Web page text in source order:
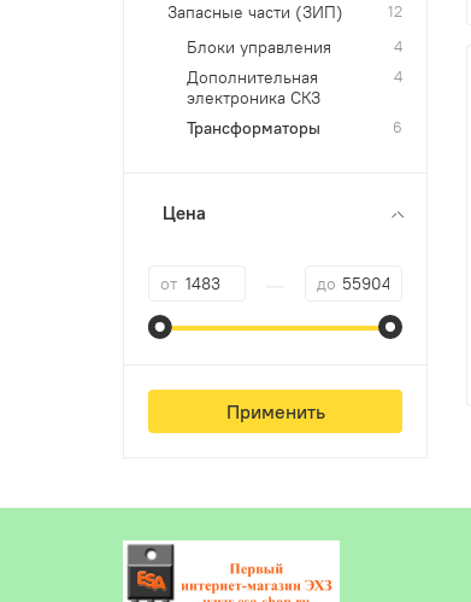
Запасные части (ЗИП) 12
Блоки управления 4
Дополнительная
электроника СКЗ
4
Трансформаторы 6
Цена
от до
Применить